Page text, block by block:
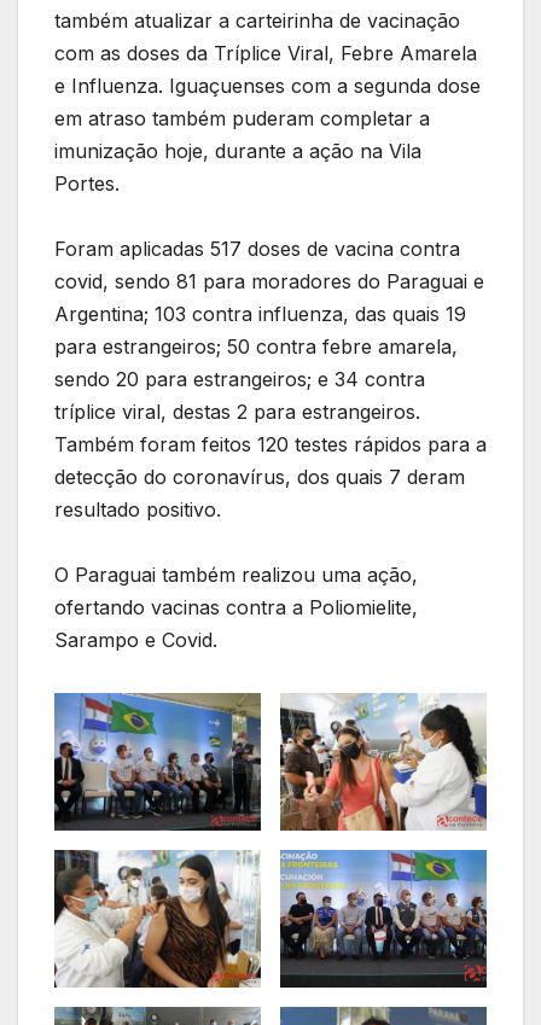
também atualizar a carteirinha de vacinação
com as doses da Tríplice Viral, Febre Amarela
e Influenza. Iguaçuenses com a segunda dose
em atraso também puderam completar a
imunização hoje, durante a ação na Vila
Portes.
Foram aplicadas 517 doses de vacina contra
covid, sendo 81 para moradores do Paraguai e
Argentina; 103 contra influenza, das quais 19
para estrangeiros; 50 contra febre amarela,
sendo 20 para estrangeiros; e 34 contra
tríplice viral, destas 2 para estrangeiros.
Também foram feitos 120 testes rápidos para a
detecção do coronavírus, dos quais 7 deram
resultado positivo.
O Paraguai também realizou uma ação,
ofertando vacinas contra a Poliomielite,
Sarampo e Covid.